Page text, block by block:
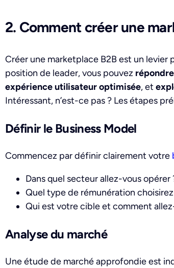
2. Comment créer une
Créer une marketplace B2B est un
position de leader, vous pouvez
expérience utilisateur optimisée, et
Intéressant, n’est-ce pas ? Les étapes
Définir le Business Model
Commencez par définir clairement votre
Dans quel secteur allez-vous opérer
Quel type de rémunération
Qui est votre cible et comment
Analyse du marché
Une étude de marché approfondie est